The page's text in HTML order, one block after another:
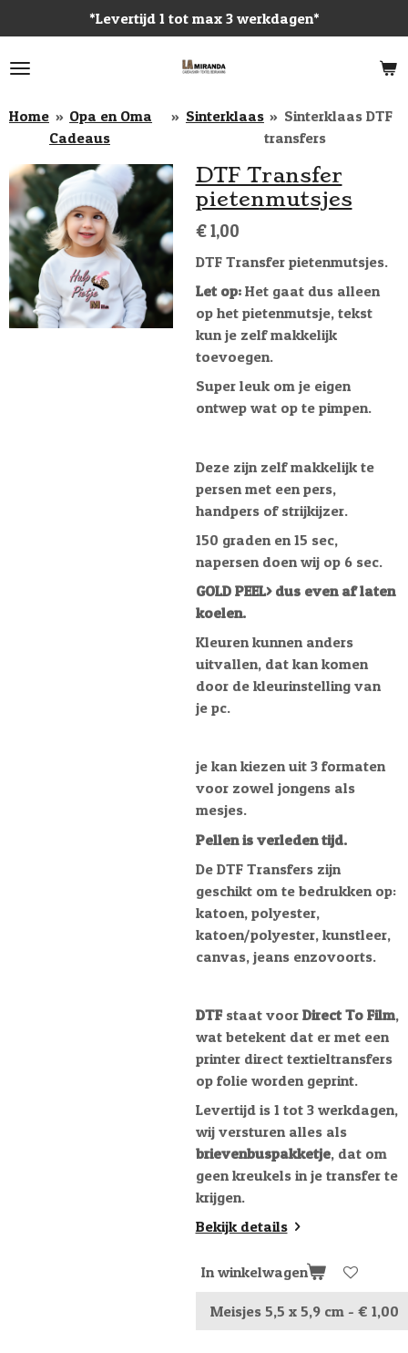
direct
naar
*Levertijd 1 tot max 3 werkdagen*
Home » Opa en Oma
Cadeaus
» Sinterklaas » Sinterklaas DTF
transfers
DTF Transfer
pietenmutsjes
€ 1,00
DTF Transfer pietenmutsjes.
Let op: Het gaat dus alleen
op het pietenmutsje, tekst
kun je zelf makkelijk
toevoegen.
Super leuk om je eigen
ontwep wat op te pimpen.
Deze zijn zelf makkelijk te
persen met een pers,
handpers of strijkijzer.
150 graden en 15 sec,
napersen doen wij op 6 sec.
GOLD PEEL> dus even af laten
koelen.
Kleuren kunnen anders
uitvallen, dat kan komen
door de kleurinstelling van
je pc.
je kan kiezen uit 3 formaten
voor zowel jongens als
mesjes.
Pellen is verleden tijd.
De DTF Transfers zijn
geschikt om te bedrukken op:
katoen, polyester,
katoen/polyester, kunstleer,
canvas, jeans enzovoorts.
DTFstaat voor Direct To Film,
wat betekent dat er met een
printer direct textieltransfers
op folie worden geprint.
Levertijd is 1 tot 3 werkdagen,
wij versturen alles als
brievenbuspakketje, dat om
geen kreukels in je transfer te
krijgen.
Bekijk details
In winkelwagen